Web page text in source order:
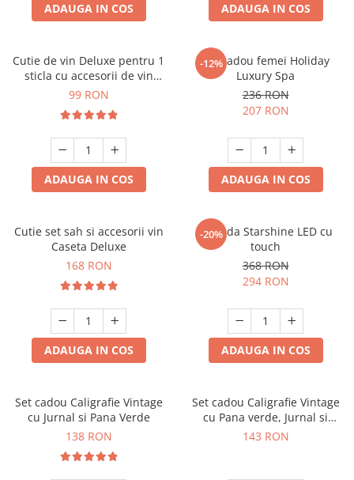
ADAUGA IN COS ADAUGA IN COS
Cutie de vin Deluxe pentru 1
sticla cu accesorii de vin
incluse piele ecologica de
99 RON
ADAUGA IN COS
-12%
Set cadou femei Holiday
Luxury Spa
236 RON
207 RON
ADAUGA IN COS
Cutie set sah si accesorii vin
Caseta Deluxe
168 RON
ADAUGA IN COS
-20%
Oglinda Starshine LED cu
touch
368 RON
294 RON
ADAUGA IN COS
Set cadou Caligrafie Vintage
cu Jurnal si Pana Verde
138 RON
Set cadou Caligrafie Vintage
cu Pana verde, Jurnal si
Suport pentru stilou, 9 piese
143 RON